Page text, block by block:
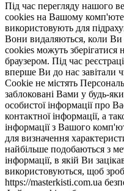
Під час перегляду нашого
cookies на Вашому
використовують для
Вони видаляються, коли Ви
cookies можуть
браузером. Під час
вперше Ви до нас завітали
Cookie не містять
заблоковані Вами у будь-
особистої інформації про
контактної інформації, а
інформації з Вашого
для визначення
найбільше подобаються з
інформації, в якій Ви
використовуються, щоб
https://masterkisti.com.ua